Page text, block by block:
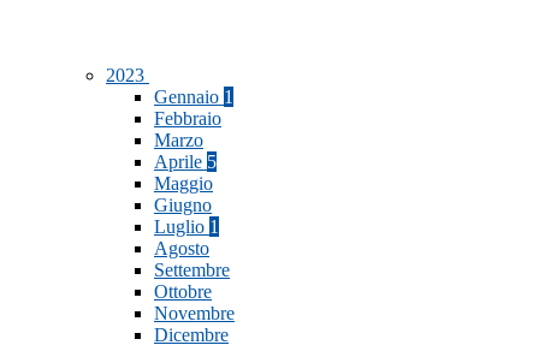
2023
Gennaio 1
Febbraio
Marzo
Aprile 5
Maggio
Giugno
Luglio 1
Agosto
Settembre
Ottobre
Novembre
Dicembre